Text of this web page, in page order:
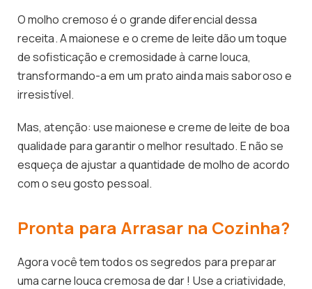
O molho cremoso é o grande diferencial dessa
receita. A maionese e o creme de leite dão um toque
de sofisticação e cremosidade à carne louca,
transformando-a em um prato ainda mais saboroso e
irresistível.
Mas, atenção: use maionese e creme de leite de boa
qualidade para garantir o melhor resultado. E não se
esqueça de ajustar a quantidade de molho de acordo
com o seu gosto pessoal.
Pronta para Arrasar na Cozinha?
Agora você tem todos os segredos para preparar
uma carne louca cremosa de dar ! Use a criatividade,